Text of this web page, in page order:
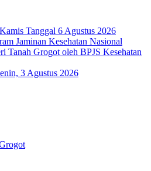
Tanggal 6 Agustus 2026
Jaminan Kesehatan Nasional
Tanah Grogot oleh BPJS Kesehatan
3 Agustus 2026